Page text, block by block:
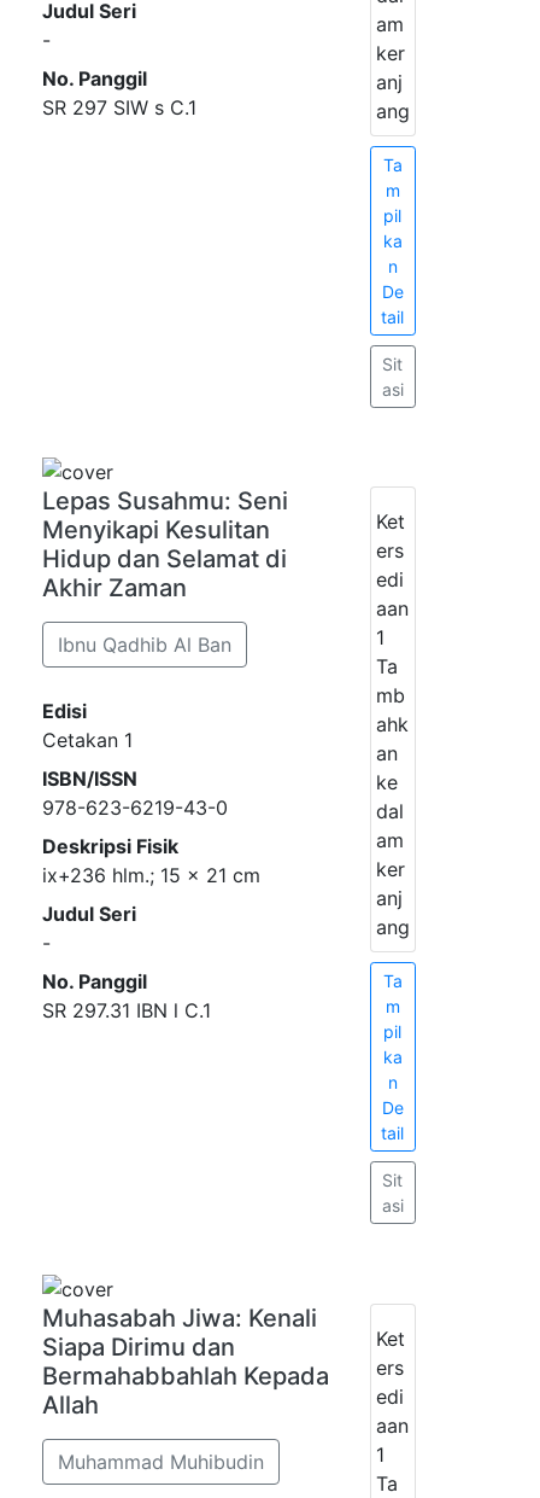
Judul Seri
-
No. Panggil
SR 297 SIW s C.1
am
ker
anj
ang
Ta
m
pil
ka
n
De
tail
Sit
asi
Lepas Susahmu: Seni
Menyikapi Kesulitan
Hidup dan Selamat di
Akhir Zaman
Ibnu Qadhib Al Ban
Edisi
Cetakan 1
ISBN/ISSN
978-623-6219-43-0
Deskripsi Fisik
ix+236 hlm.; 15 x 21 cm
Judul Seri
-
No. Panggil
SR 297.31 IBN l C.1
Ket
ers
edi
aan
1
Ta
mb
ahk
an
ke
dal
am
ker
anj
ang
Ta
m
pil
ka
n
De
tail
Sit
asi
Muhasabah Jiwa: Kenali
Siapa Dirimu dan
Bermahabbahlah Kepada
Allah
Muhammad Muhibudin
Ket
ers
edi
aan
1
Ta